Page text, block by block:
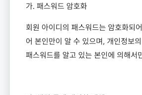
가. 패스워드 암호화
회원 아이디의 패스워드는 암호화되
어 본인만이 알 수 있으며, 개인정보
패스워드를 알고 있는 본인에 의해서